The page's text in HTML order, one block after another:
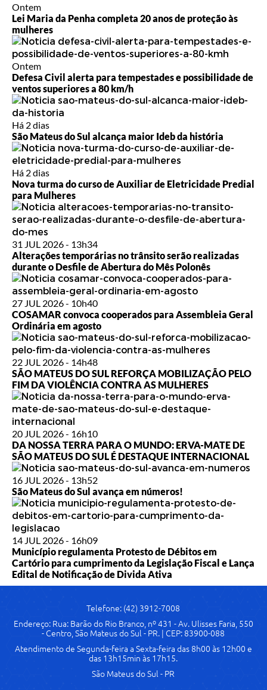
Ontem
Lei Maria da Penha completa 20 anos de proteção às
mulheres
Ontem
Defesa Civil alerta para tempestades e possibilidade de
ventos superiores a 80 km/h
Há 2 dias
São Mateus do Sul alcança maior Ideb da história
Há 2 dias
Nova turma do curso de Auxiliar de Eletricidade Predial
para Mulheres
31 JUL 2026 - 13h34
Alterações temporárias no trânsito serão realizadas
durante o Desfile de Abertura do Mês Polonês
27 JUL 2026 - 10h40
COSAMAR convoca cooperados para Assembleia Geral
Ordinária em agosto
22 JUL 2026 - 14h48
SÃO MATEUS DO SUL REFORÇA MOBILIZAÇÃO PELO
FIM DA VIOLÊNCIA CONTRA AS MULHERES
20 JUL 2026 - 16h10
DA NOSSA TERRA PARA O MUNDO: ERVA-MATE DE
SÃO MATEUS DO SUL É DESTAQUE INTERNACIONAL
16 JUL 2026 - 13h52
São Mateus do Sul avança em números!
14 JUL 2026 - 16h09
Município regulamenta Protesto de Débitos em
Cartório para cumprimento da Legislação Fiscal e Lança
Edital de Notificação de Divida Ativa
Telefone: (42) 3912-7008
Endereço: Rua: Barão do Rio Branco, nº 431 - Av. Ulisses Faria, 550
- Centro, São Mateus do Sul - PR. | CEP: 83900-088
Atendimento de Segunda-feira a Sexta-feira das 8h00 às 12h00 e
das 13h15min às 17h15.
São Mateus do Sul - PR